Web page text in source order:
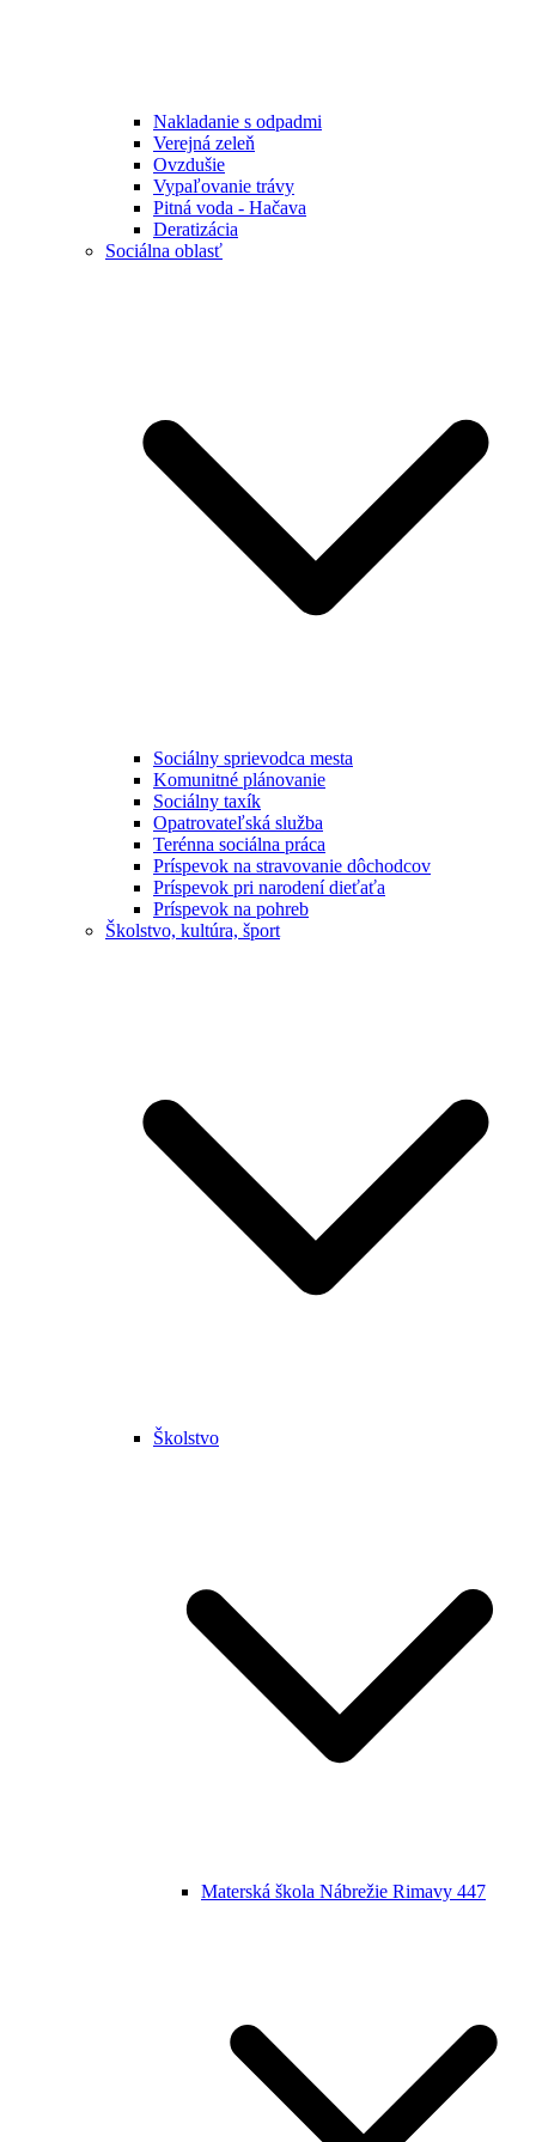
Nakladanie s odpadmi
Verejná zeleň
Ovzdušie
Vypaľovanie trávy
Pitná voda - Hačava
Deratizácia
Sociálna oblasť
Sociálny sprievodca mesta
Komunitné plánovanie
Sociálny taxík
Opatrovateľská služba
Terénna sociálna práca
Príspevok na stravovanie dôchodcov
Príspevok pri narodení dieťaťa
Príspevok na pohreb
Školstvo, kultúra, šport
Školstvo
Materská škola Nábrežie Rimavy 447